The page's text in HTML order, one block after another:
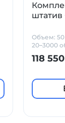
Объем: 50
20–3000
мПа*с
118